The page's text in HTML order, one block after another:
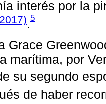
interés por la
.5
Grace
marítima, por
su segundo
de haber